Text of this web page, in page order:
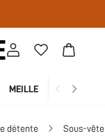
MEILLEURES VENTES
détente Sous-